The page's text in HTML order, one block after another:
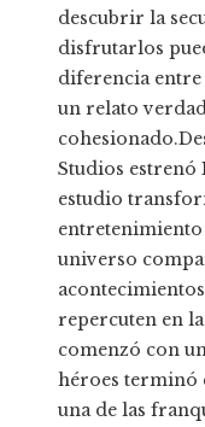
descubrir la
disfrutarlos
diferencia entre
un relato
Studios estrenó
estudio
universo
repercuten en
comenzó con
héroes terminó
una de las